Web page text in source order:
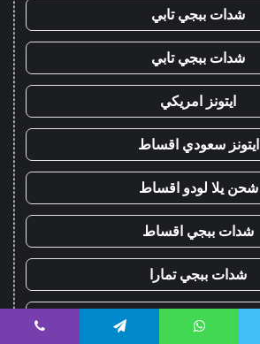
شدات ببجي تابي
شدات ببجي تابي
ايتونز امريكي
ايتونز سعودي اقساط
شحن يلا لودو اقساط
شدات ببجي اقساط
شدات ببجي تمارا
شدات ببجي تابي